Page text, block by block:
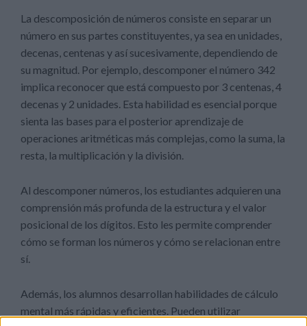
La descomposición de números consiste en separar un
número en sus partes constituyentes, ya sea en unidades,
decenas, centenas y así sucesivamente, dependiendo de
su magnitud. Por ejemplo, descomponer el número 342
implica reconocer que está compuesto por 3 centenas, 4
decenas y 2 unidades. Esta habilidad es esencial porque
sienta las bases para el posterior aprendizaje de
operaciones aritméticas más complejas, como la suma, la
resta, la multiplicación y la división.
Al descomponer números, los estudiantes adquieren una
comprensión más profunda de la estructura y el valor
posicional de los dígitos. Esto les permite comprender
cómo se forman los números y cómo se relacionan entre
sí.
Además, los alumnos desarrollan habilidades de cálculo
mental más rápidas y eficientes. Pueden utilizar